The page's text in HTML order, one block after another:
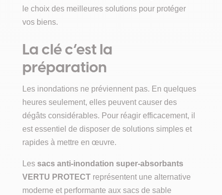
le choix des meilleures solutions pour protéger
vos biens.
La clé c’est la
préparation
Les inondations ne préviennent pas. En quelques
heures seulement, elles peuvent causer des
dégâts considérables. Pour réagir efficacement, il
est essentiel de disposer de solutions simples et
rapides à mettre en œuvre.
Les sacs anti-inondation super-absorbants
VERTU PROTECTreprésentent une alternative
moderne et performante aux sacs de sable